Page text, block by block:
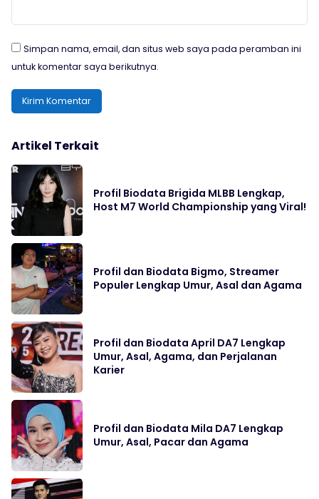
Simpan nama, email, dan situs web saya pada peramban ini
untuk komentar saya berikutnya.
Artikel Terkait
Profil Biodata Brigida MLBB Lengkap,
Host M7 World Championship yang Viral!
Profil dan Biodata Bigmo, Streamer
Populer Lengkap Umur, Asal dan Agama
Profil dan Biodata April DA7 Lengkap
Umur, Asal, Agama, dan Perjalanan
Karier
Profil dan Biodata Mila DA7 Lengkap
Umur, Asal, Pacar dan Agama